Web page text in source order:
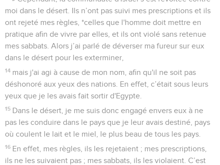
moi dans le désert. Ils n’ont pas suivi mes prescriptions et ils
ont rejeté mes règles, *celles que l'homme doit mettre en
pratique afin de vivre par elles, et ils ont violé sans retenue
mes sabbats. Alors j’ai parlé de déverser ma fureur sur eux
dans le désert pour les exterminer,
14 mais j'ai agi à cause de mon nom, afin qu'il ne soit pas
déshonoré aux yeux des nations. En effet, c’était sous leurs
yeux que je les avais fait sortir d'Egypte.
15 Dans le désert, je me suis donc engagé envers eux à ne
pas les conduire dans le pays que je leur avais destiné, pays
où coulent le lait et le miel, le plus beau de tous les pays.
16 En effet, mes règles, ils les rejetaient ; mes prescriptions,
ils ne les suivaient pas ; mes sabbats, ils les violaient. C’est